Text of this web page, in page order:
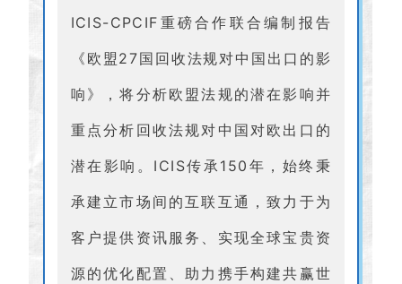
ICIS-CPCIF重磅合作联合编制报告
《欧盟27国回收法规对中国出口的影
响》，将分析欧盟法规的潜在影响并
重点分析回收法规对中国对欧出口的
潜在影响。ICIS传承150年，始终秉
承建立市场间的互联互通，致力于为
客户提供资讯服务、实现全球宝贵资
源的优化配置、助力携手构建共赢世